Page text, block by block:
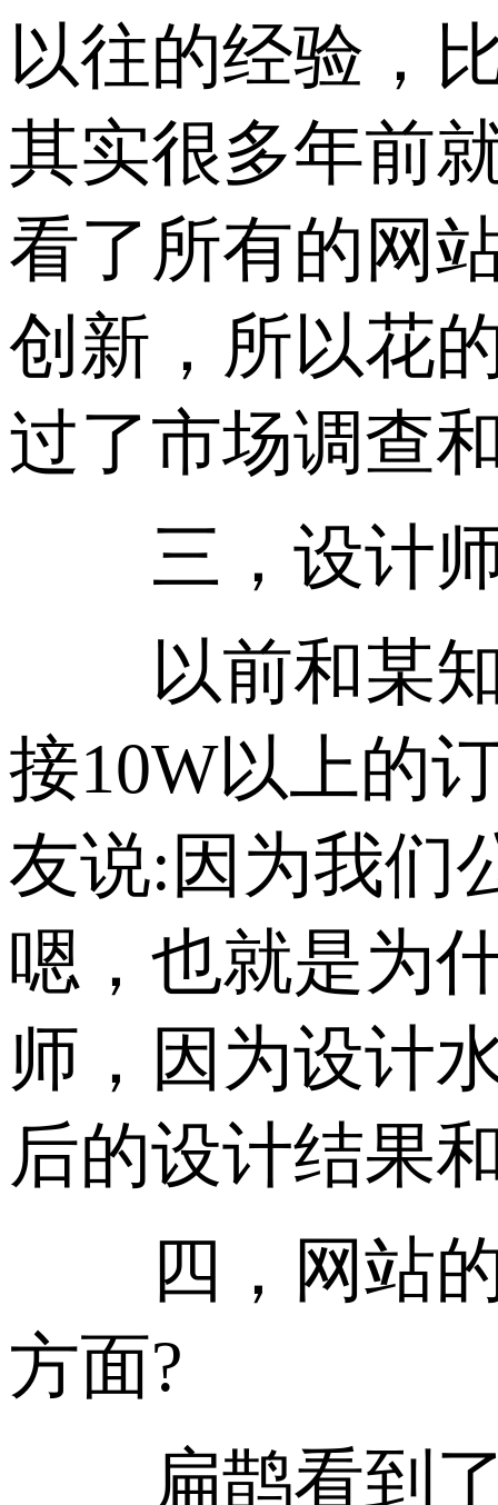
以往的经验，
其实很多年前
看了所有的网
创新，所以花
过了市场调查
三，设计师
以前和某知
接10W以上的
友说:因为我们
嗯，也就是为
师，因为设计
后的设计结果
四，网站的
方面?
扁鹊看到了